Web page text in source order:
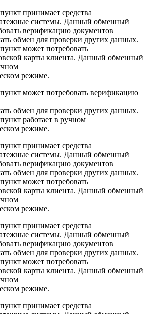
принимает средства
системы. Данный обменный
верификацию документов
обмен для проверки других данных.
может потребовать
карты клиента. Данный обменный
режиме.
может потребовать верификацию
обмен для проверки других данных.
работает в ручном
режиме.
принимает средства
системы. Данный обменный
верификацию документов
обмен для проверки других данных.
может потребовать
карты клиента. Данный обменный
режиме.
принимает средства
системы. Данный обменный
верификацию документов
обмен для проверки других данных.
может потребовать
карты клиента. Данный обменный
режиме.
принимает средства